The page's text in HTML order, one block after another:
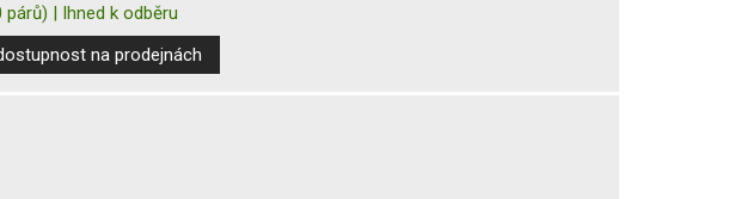
párů) | Ihned k odběru
na prodejnách